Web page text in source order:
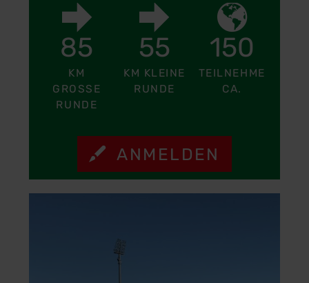
85
KM
GROSSE R
UNDE
55
KM KLEINE
RUNDE
150
TEILNEHMER
CA.
ANMELDEN